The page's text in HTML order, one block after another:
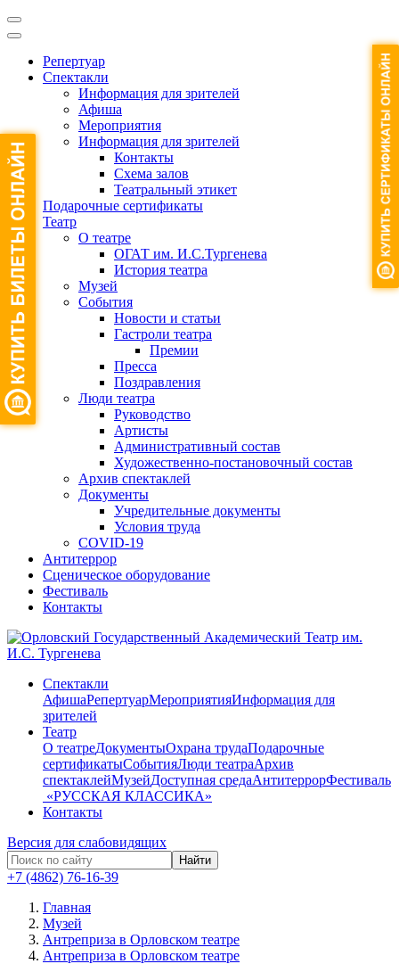
Репертуар
Спектакли
Информация для зрителей
Афиша
Мероприятия
Информация для зрителей
Контакты
Схема залов
Театральный этикет
Подарочные сертификаты
Театр
О театре
ОГАТ им. И.С.Тургенева
История театра
Музей
События
Новости и статьи
Гастроли театра
Премии
Пресса
Поздравления
Люди театра
Руководство
Артисты
Административный состав
Художественно-постановочный состав
Архив спектаклей
Документы
Учредительные документы
Условия труда
COVID-19
Антитеррор
Сценическое оборудование
Фестиваль
Контакты
Спектакли
АфишаРепертуарМероприятияИнформация для
зрителей
Театр
О театреДокументыОхрана трудаПодарочные
сертификатыСобытияЛюди театраАрхив
спектаклейМузейДоступная средаАнтитеррорФестиваль
​ «РУССКАЯ КЛАССИКА»
Контакты
Версия для слабовидящих
Найти
+7 (4862) 76-16-39
Главная
Музей
Антреприза в Орловском театре
Антреприза в Орловском театре